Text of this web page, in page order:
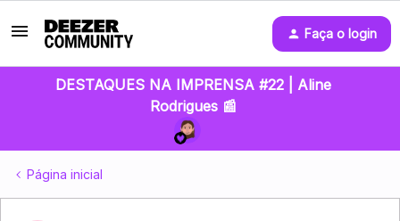
Faça o login
DESTAQUES NA IMPRENSA #22 | Aline
Rodrigues 📰
Página inicial